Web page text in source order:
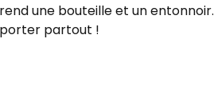
une bouteille et un entonnoir.
partout !